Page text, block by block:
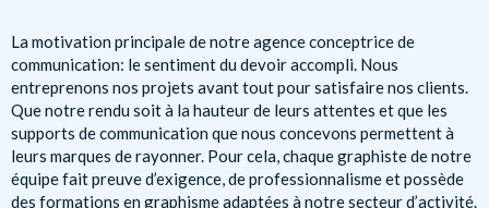
La motivation principale de notre agence conceptrice de
communication: le sentiment du devoir accompli. Nous
entreprenons nos projets avant tout pour satisfaire nos clients.
Que notre rendu soit à la hauteur de leurs attentes et que les
supports de communication que nous concevons permettent à
leurs marques de rayonner. Pour cela, chaque graphiste de notre
équipe fait preuve d’exigence, de professionnalisme et possède
des formations en graphisme adaptées à notre secteur d’activité.